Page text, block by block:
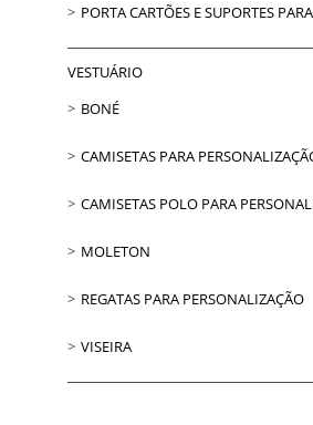
PORTA CARTÕES E SUPORTES
VESTUÁRIO
BONÉ
CAMISETAS PARA
CAMISETAS POLO PARA
MOLETON
REGATAS PARA PERSONALIZAÇÃO
VISEIRA